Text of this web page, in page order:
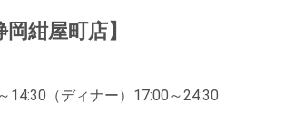
紺屋町店】
14:30（ディナー）17:00～24:30